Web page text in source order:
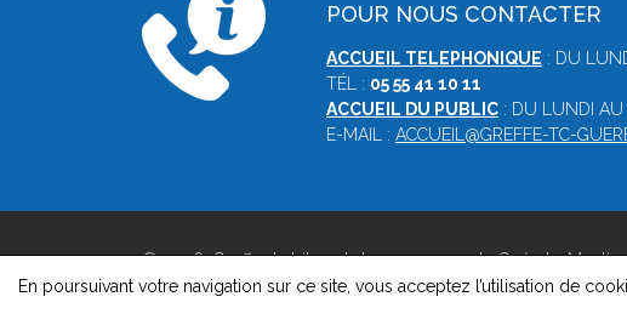
POUR NOUS CONTACTER
ACCUEIL TELEPHONIQUE : DU
TÉL : 05 55 41 10 11
ACCUEIL DU PUBLIC : DU LUNDI
E-MAIL : ACCUEIL@GREFFE-TC-
© 2026, Greffe du tribunal de commerce de Guéret -
Version : 1.8.1
En poursuivant votre navigation sur ce site, vous acceptez l’utilisation de